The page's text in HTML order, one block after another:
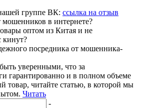
группе ВК: ссылка на отзыв
мошенников в интернете?
оптом из Китая и не
кинут?
посредника от мошенника-
уверенными, что за
гарантированно и в полном объеме
товар, читайте статью, в которой мы
Читать
-